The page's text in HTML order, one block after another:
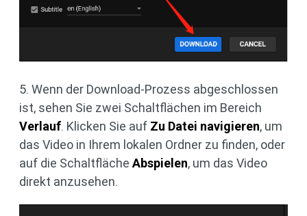
5. Wenn der Download-Prozess abgeschlossen
ist, sehen Sie zwei Schaltflächen im Bereich
Verlauf. Klicken Sie auf Zu Datei navigieren, um
das Video in Ihrem lokalen Ordner zu finden, oder
auf die SchaltflächeAbspielen, um das Video
direkt anzusehen.